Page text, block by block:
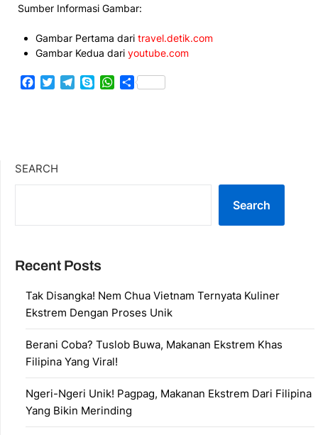
Sumber Informasi Gambar:
Gambar Pertama dari travel.detik.com
Gambar Kedua dari youtube.com
Facebook
TwitterTelegram
SkypeWhatsApp
Share
SEARCH
Search
Recent Posts
Tak Disangka! Nem Chua Vietnam Ternyata Kuliner
Ekstrem Dengan Proses Unik
Berani Coba? Tuslob Buwa, Makanan Ekstrem Khas
Filipina Yang Viral!
Ngeri-Ngeri Unik! Pagpag, Makanan Ekstrem Dari Filipina
Yang Bikin Merinding